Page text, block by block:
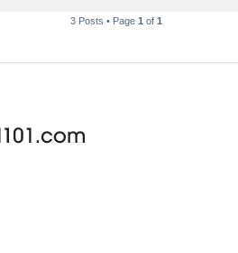
3 Posts • Page 1 of 1